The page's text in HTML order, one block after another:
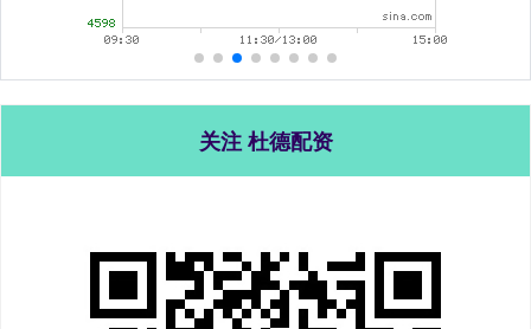
关注 杜德配资